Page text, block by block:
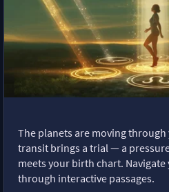
The planets are moving
transit brings a trial — a
meets your birth chart.
through interactive passages.